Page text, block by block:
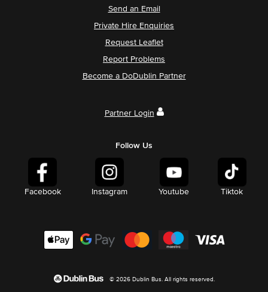
Send an Email
Private Hire Enquiries
Request Leaflet
Report Problems
Become a DoDublin Partner
Partner Login
Follow Us
Facebook Instagram Youtube Tiktok
© 2026 Dublin Bus. All rights reserved.